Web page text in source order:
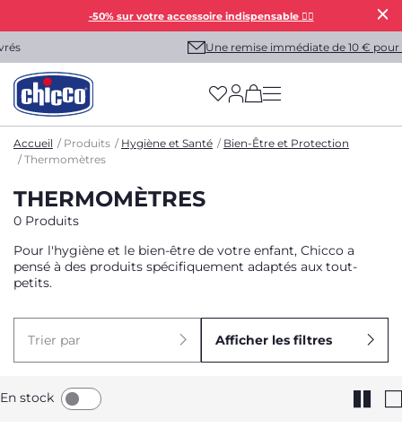
-50% sur votre accessoire indispensable 👯‍♀️
Une remise immédiate de 10 € pour vous !
(has more options
Accueil Produits Hygiène et Santé
Bien-Être et Protection
Thermomètres
THERMOMÈTRES
0 Produits
Pour l'hygiène et le bien-être de votre enfant, Chicco a
pensé à des produits spécifiquement adaptés aux tout-
petits.
Trier par Afficher les filtres
En stock